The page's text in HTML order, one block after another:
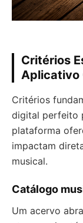
Critérios
Aplicativo
Critérios
digital perfeito
plataforma
impactam
musical.
Catálogo
Um acervo